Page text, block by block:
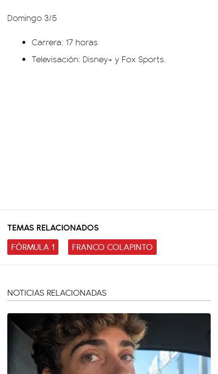
Domingo 3/5
Carrera: 17 horas
Televisación: Disney+ y Fox Sports.
TEMAS RELACIONADOS
FÓRMULA 1
FRANCO COLAPINTO
NOTICIAS RELACIONADAS